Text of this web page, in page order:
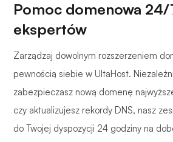
Pomoc domenowa
ekspertów
Zarządzaj dowolnym rozszerzeniem
pewnością siebie w UltaHost.
zabezpieczasz nową domenę
czy aktualizujesz rekordy DNS, nasz
do Twojej dyspozycji 24 godziny na